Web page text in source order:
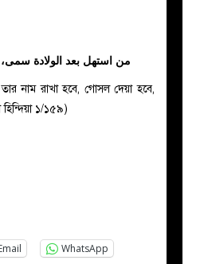
من استهل بعد الولادة
নাম রাখা হবে, গোসল দেয়া হবে,
১/১৫৯)
WhatsApp